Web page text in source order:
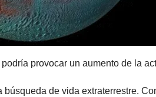
provocar un aumento de la
búsqueda de vida extraterrestre.